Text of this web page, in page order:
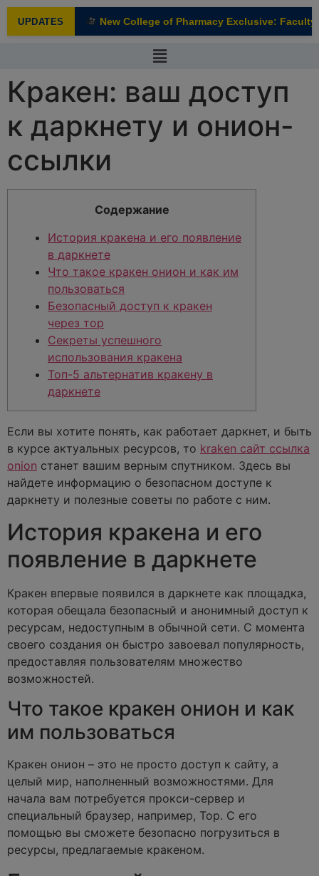
UPDATES
NEW New College of Pharmacy Exclusive: Faculty
Кракен: ваш доступ
к даркнету и онион-
ссылки
Содержание
История кракена и его появление
в даркнете
Что такое кракен онион и как им
пользоваться
Безопасный доступ к кракен
через тор
Секреты успешного
использования кракена
Топ-5 альтернатив кракену в
даркнете
Если вы хотите понять, как работает даркнет, и быть
в курсе актуальных ресурсов, то kraken сайт ссылка
onion станет вашим верным спутником. Здесь вы
найдете информацию о безопасном доступе к
даркнету и полезные советы по работе с ним.
История кракена и его
появление в даркнете
Кракен впервые появился в даркнете как площадка,
которая обещала безопасный и анонимный доступ к
ресурсам, недоступным в обычной сети. С момента
своего создания он быстро завоевал популярность,
предоставляя пользователям множество
возможностей.
Что такое кракен онион и как
им пользоваться
Кракен онион – это не просто доступ к сайту, а
целый мир, наполненный возможностями. Для
начала вам потребуется прокси-сервер и
специальный браузер, например, Тор. С его
помощью вы сможете безопасно погрузиться в
ресурсы, предлагаемые кракеном.
modal-check